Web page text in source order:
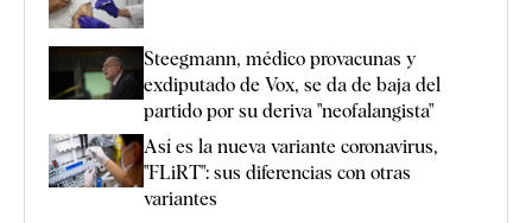
Steegmann, médico provacunas y
exdiputado de Vox, se da de baja del
partido por su deriva "neofalangista"
Así es la nueva variante coronavirus,
"FLiRT": sus diferencias con otras
variantes